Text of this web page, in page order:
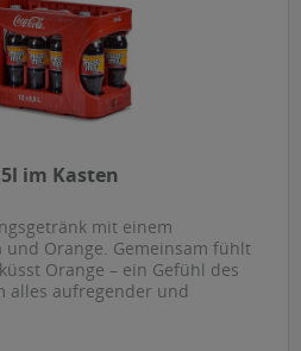
im Kasten
mit einem
und Orange. Gemeinsam fühlt
Orange – ein Gefühl des
alles aufregender und